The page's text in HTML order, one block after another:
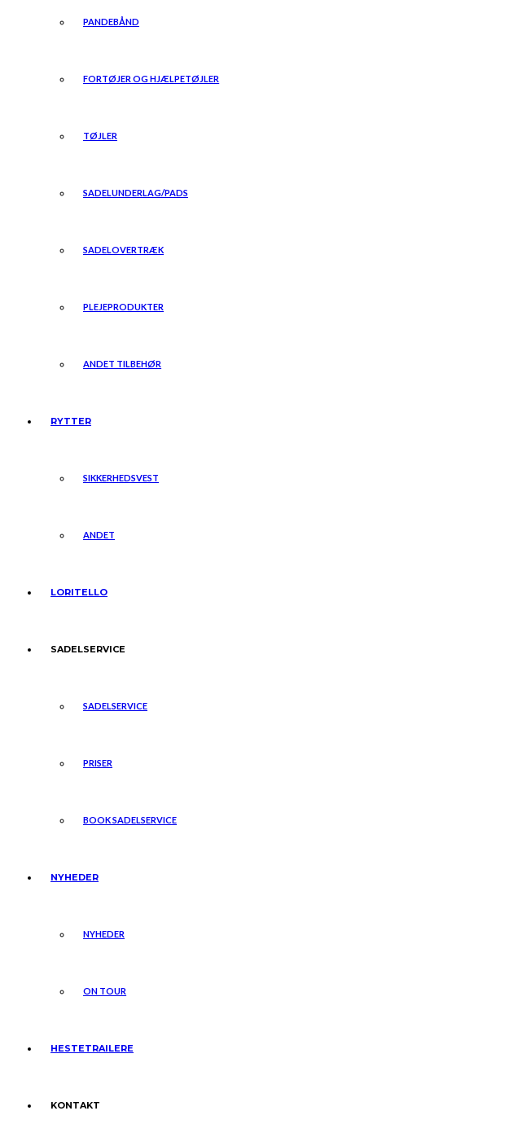
PANDEBÅND
FORTØJER OG HJÆLPETØJLER
TØJLER
SADELUNDERLAG/PADS
SADELOVERTRÆK
PLEJEPRODUKTER
ANDET TILBEHØR
RYTTER
SIKKERHEDSVEST
ANDET
LORITELLO
SADELSERVICE
SADELSERVICE
PRISER
BOOK SADELSERVICE
NYHEDER
NYHEDER
ON TOUR
HESTETRAILERE
KONTAKT